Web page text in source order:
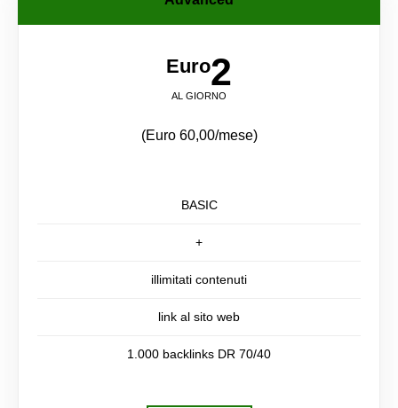
Euro2
AL GIORNO
(Euro 60,00/mese)
BASIC
+
illimitati contenuti
link al sito web
1.000 backlinks DR 70/40